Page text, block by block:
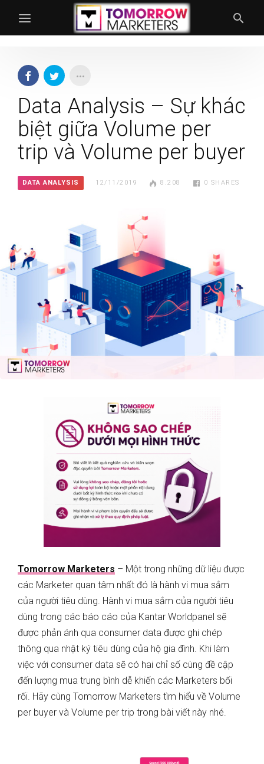
Data Analysis – Sự khác
biệt giữa Volume per
trip và Volume per buyer
DATA ANALYSIS 12/11/2019 8.208 0 SHARES
Tomorrow Marketers – Một trong những dữ liệu được
các Marketer quan tâm nhất đó là hành vi mua sắm
của người tiêu dùng. Hành vi mua sắm của người tiêu
dùng trong các báo cáo của Kantar Worldpanel sẽ
được phản ánh qua consumer data được ghi chép
thông qua nhật ký tiêu dùng của hộ gia đình. Khi làm
việc với consumer data sẽ có hai chỉ số cùng đề cập
đến lượng mua trung bình dễ khiến các Marketers bối
rối. Hãy cùng Tomorrow Marketers tìm hiểu về Volume
per buyer và Volume per trip trong bài viết này nhé.